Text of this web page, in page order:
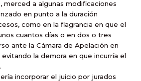
merced a algunas modificaciones
en punto a la duración
como en la flagrancia en que el
cuantos días o en dos o tres
ante la Cámara de Apelación en
la demora en que incurría el
incorporar el juicio por jurados